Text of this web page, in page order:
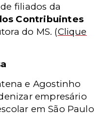
filiados da
Contribuintes
do MS. (Clique
e Agostinho
empresário
em São Paulo